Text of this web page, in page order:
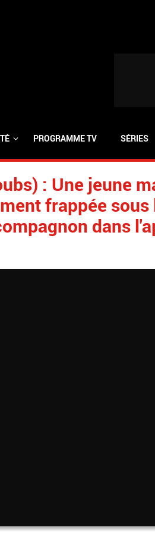
PROGRAMME TV SÉRIES
: Une jeune
frappée sous
dans